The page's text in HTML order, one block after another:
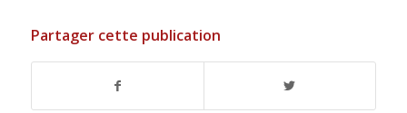
Partager cette publication